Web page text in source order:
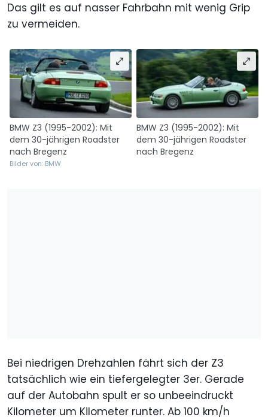
Das gilt es auf nasser Fahrbahn mit wenig Grip
zu vermeiden.
BMW Z3 (1995-2002): Mit
dem 30-jährigen Roadster
nach Bregenz
Bilder von: BMW
BMW Z3 (1995-2002): Mit
dem 30-jährigen Roadster
nach Bregenz
Bei niedrigen Drehzahlen fährt sich der Z3
tatsächlich wie ein tiefergelegter 3er. Gerade
auf der Autobahn spult er so unbeeindruckt
Kilometer um Kilometer runter. Ab 100 km/h